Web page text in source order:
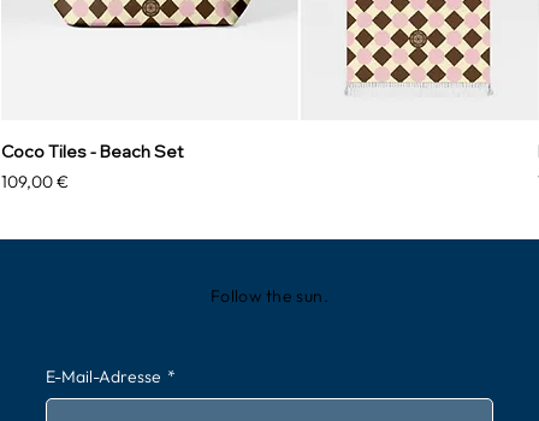
Coco Tiles - Beach Set
Preis
109,00 €
Follow the sun.
E-Mail-Adresse *